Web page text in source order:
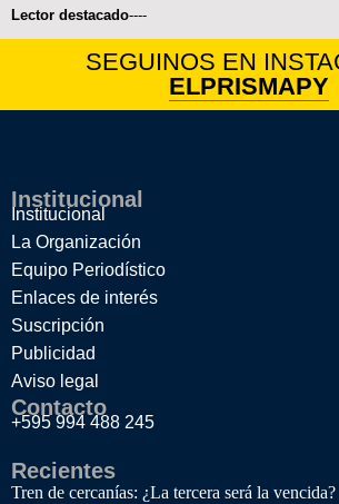
Lector destacado----
SEGUINOS EN
ELPRISMAPY
Institucional
Institucional
La Organización
Equipo Periodístico
Enlaces de interés
Suscripción
Publicidad
Aviso legal
Contacto
+595 994 488 245
Recientes
Tren de cercanías: ¿La tercera será la vencida?